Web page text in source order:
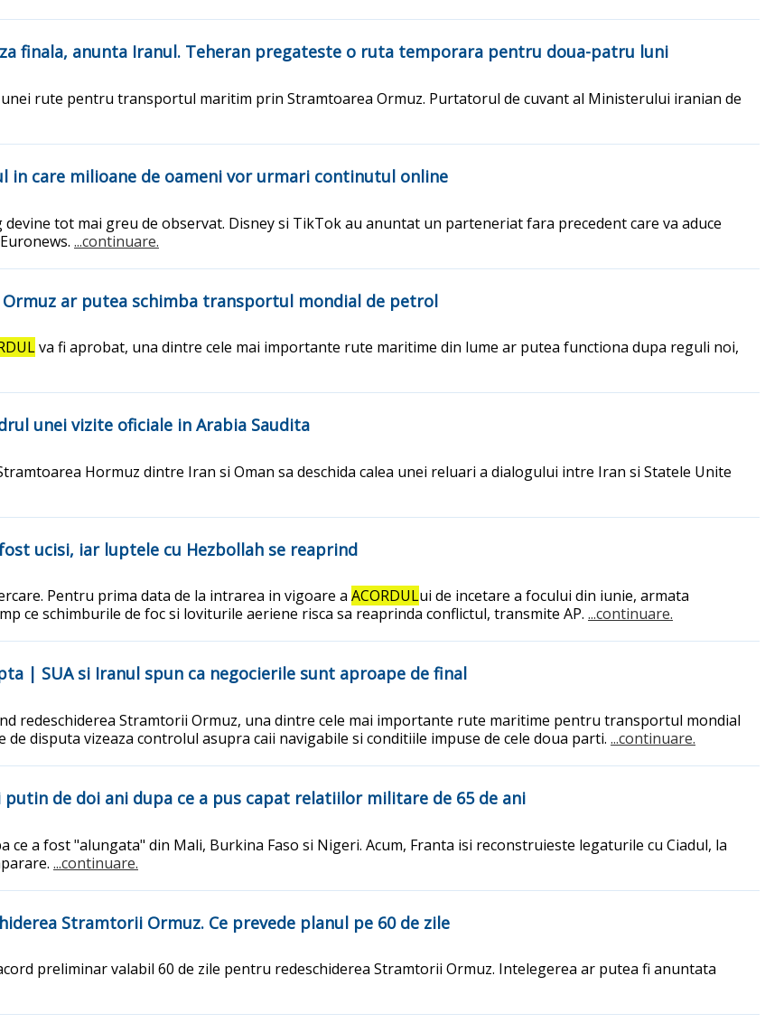
finala, anunta Iranul. Teheran pregateste o ruta temporara pentru doua-patru luni
rute pentru transportul maritim prin Stramtoarea Ormuz. Purtatorul de cuvant al Ministerului iranian de
in care milioane de oameni vor urmari continutul online
tot mai greu de observat. Disney si TikTok au anuntat un parteneriat fara precedent care va aduce
...continuare.
ar putea schimba transportul mondial de petrol
va fi aprobat, una dintre cele mai importante rute maritime din lume ar putea functiona dupa reguli noi,
unei vizite oficiale in Arabia Saudita
Hormuz dintre Iran si Oman sa deschida calea unei reluari a dialogului intre Iran si Statele Unite
ucisi, iar luptele cu Hezbollah se reaprind
Pentru prima data de la intrarea in vigoare a ACORDULui de incetare a focului din iunie, armata
ce schimburile de foc si loviturile aeriene risca sa reaprinda conflictul, transmite AP. ...continuare.
| SUA si Iranul spun ca negocierile sunt aproape de final
redeschiderea Stramtorii Ormuz, una dintre cele mai importante rute maritime pentru transportul mondial
disputa vizeaza controlul asupra caii navigabile si conditiile impuse de cele doua parti. ...continuare.
de doi ani dupa ce a pus capat relatiilor militare de 65 de ani
a fost "alungata" din Mali, Burkina Faso si Nigeri. Acum, Franta isi reconstruieste legaturile cu Ciadul, la
...continuare.
Stramtorii Ormuz. Ce prevede planul pe 60 de zile
preliminar valabil 60 de zile pentru redeschiderea Stramtorii Ormuz. Intelegerea ar putea fi anuntata